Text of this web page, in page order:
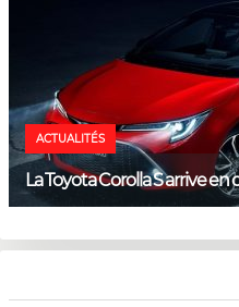
ACTUALITÉS
La Toyota Corolla S arrive